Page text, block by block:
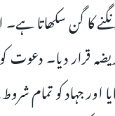
کا گن سکھاتا
قرار دیا۔
اور جہاد کو تمام